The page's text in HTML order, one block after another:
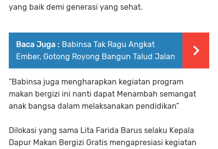
yang baik demi generasi yang sehat.
Baca Juga : Babinsa Tak Ragu Angkat
Ember, Gotong Royong Bangun Talud Jalan
“Babinsa juga mengharapkan kegiatan program
makan bergizi ini nanti dapat Menambah semangat
anak bangsa dalam melaksanakan pendidikan”
Dilokasi yang sama Lita Farida Barus selaku Kepala
Dapur Makan Bergizi Gratis mengapresiasi kegiatan